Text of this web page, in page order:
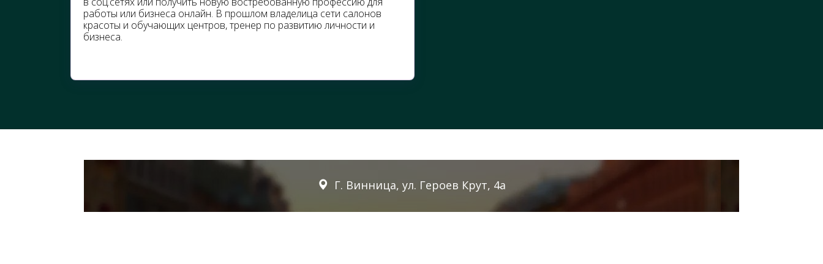
работы или бизнеса онлайн. В прошлом владелица сети салонов
красоты и обучающих центров, тренер по развитию личности и
бизнеса.
Г. Винница, ул. Героев Крут, 4а